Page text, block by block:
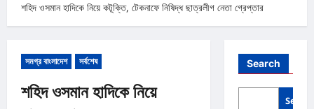
শহিদ ওসমান হাদিকে নিয়ে কটূক্তি, টেকনাফে নিষিদ্ধ ছাত্রলীগ নেতা গ্রেপ্তার
সমগ্র বাংলাদেশ সর্বশেষ
শহিদ ওসমান হাদিকে নিয়ে
Search